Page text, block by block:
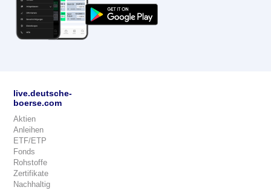
live.deutsche-
boerse.com
Aktien
Anleihen
ETF/ETP
Fonds
Rohstoffe
Zertifikate
Nachhaltig